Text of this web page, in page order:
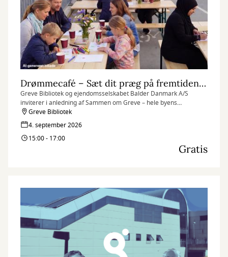
Drømmecafé – Sæt dit præg på fremtidens Hundige
Greve Bibliotek og ejendomsselskabet Balder Danmark A/S
inviterer i anledning af Sammen om Greve – hele byens
kulturaften til en hyggelig og kreativ Drømmecafé på broen ved
Hundige Station.
Greve Bibliotek
4. september 2026
15:00 - 17:00
Gratis